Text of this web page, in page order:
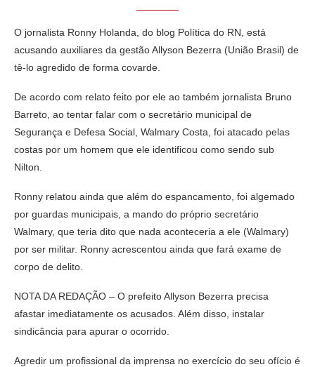
O jornalista Ronny Holanda, do blog Política do RN, está
acusando auxiliares da gestão Allyson Bezerra (União Brasil) de
tê-lo agredido de forma covarde.
De acordo com relato feito por ele ao também jornalista Bruno
Barreto, ao tentar falar com o secretário municipal de
Segurança e Defesa Social, Walmary Costa, foi atacado pelas
costas por um homem que ele identificou como sendo sub
Nilton.
Ronny relatou ainda que além do espancamento, foi algemado
por guardas municipais, a mando do próprio secretário
Walmary, que teria dito que nada aconteceria a ele (Walmary)
por ser militar. Ronny acrescentou ainda que fará exame de
corpo de delito.
NOTA DA REDAÇÃO – O prefeito Allyson Bezerra precisa
afastar imediatamente os acusados. Além disso, instalar
sindicância para apurar o ocorrido.
Agredir um profissional da imprensa no exercício do seu ofício é